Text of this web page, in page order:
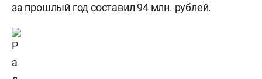
за прошлый год составил 94 млн. рублей.